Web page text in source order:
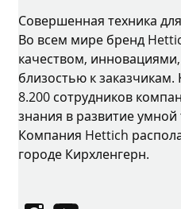
Совершенная техника
Во всем мире бренд
качеством,
близостью к
8.200 сотрудников
знания в развитие
Компания Hettich
городе Кирхленгерн.